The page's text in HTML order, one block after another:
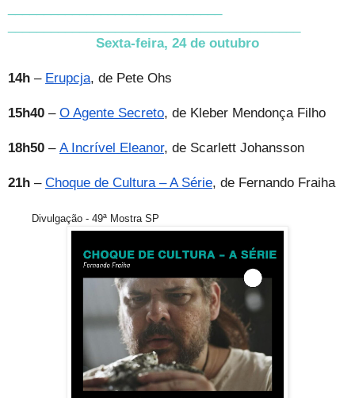
Sexta-feira, 24 de outubro
14h – Erupcja, de Pete Ohs
15h40 – O Agente Secreto, de Kleber Mendonça Filho
18h50 – A Incrível Eleanor, de Scarlett Johansson
21h – Choque de Cultura – A Série, de Fernando Fraiha
Divulgação - 49ª Mostra SP